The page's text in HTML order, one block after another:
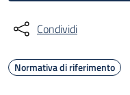
Condividi
Normativa di riferimento